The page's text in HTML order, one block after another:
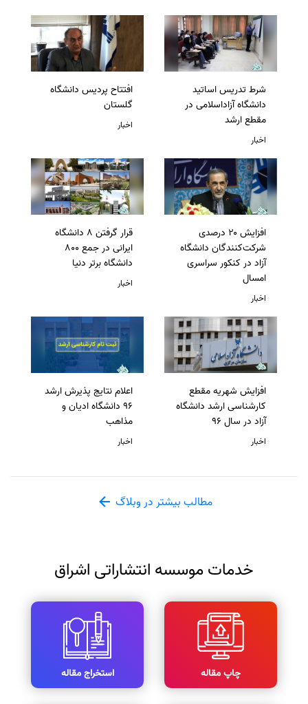
شرط تدریس اساتید
دانشگاه آزاداسلامی در
مقطع ارشد
اخبار
افتتاح پردیس دانشگاه
گلستان
اخبار
افزایش ۲۰ درصدی
شرکت‌کنندگان دانشگاه
آزاد در کنکور سراسری
امسال
اخبار
قرار گرفتن 8 دانشگاه
ایرانی در جمع 800
دانشگاه برتر دنیا
اخبار
افزایش شهریه مقطع
کارشناسی ارشد دانشگاه
آزاد در سال 96
اخبار
اعلام نتایج پذیرش ارشد
96 دانشگاه ادیان و
مذاهب
اخبار
مطالب بیشتر در وبلاگ
خدمات موسسه انتشاراتی اشراق
چاپ مقاله استخراج مقاله